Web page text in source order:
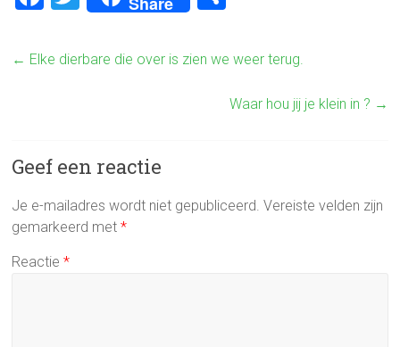
ce tt
e
← Elke dierbare die over is zien we weer terug.
Waar hou jij je klein in ? →
Geef een reactie
Je e-mailadres wordt niet gepubliceerd. Vereiste velden zijn
gemarkeerd met*
Reactie*